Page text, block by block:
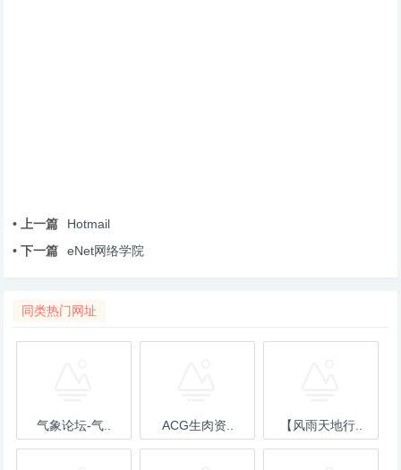
• 上一篇
Hotmail
• 下一篇
eNet网络学院
同类热门网址
气象论坛-气.. ACG生肉资.. 【风雨天地行..